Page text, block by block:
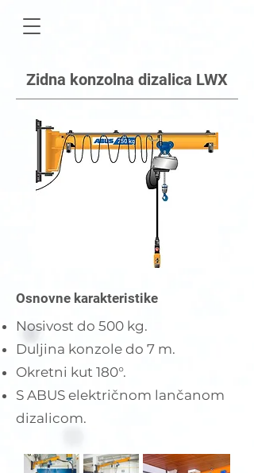
Zidna konzolna dizalica LWX
Osnovne karakteristike
Nosivost do 500 kg.
Duljina konzole do 7 m.
Okretni kut 180°.
S ABUS električnom lančanom
dizalicom.